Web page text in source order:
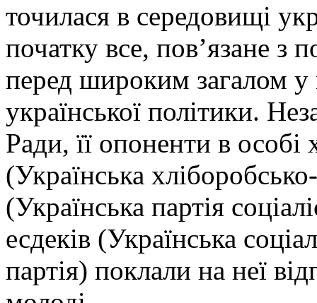
точилася в середовищі
початку все, пов’язане з
перед широким загалом у
української політики.
Ради, її опоненти в особі
(Українська
(Українська партія
есдеків (Українська
партія) поклали на неї